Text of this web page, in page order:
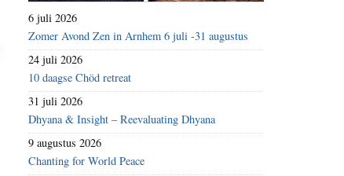
6 juli 2026
Zomer Avond Zen in Arnhem 6 juli -31 augustus
24 juli 2026
10 daagse Chöd retreat
31 juli 2026
Dhyana & Insight – Reevaluating Dhyana
9 augustus 2026
Chanting for World Peace